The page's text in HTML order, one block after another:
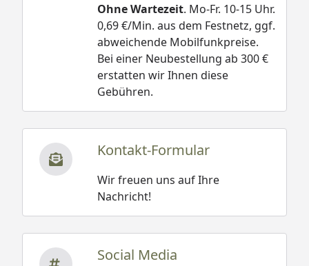
Ohne Wartezeit. Mo-Fr. 10-15 Uhr.
0,69 €/Min. aus dem Festnetz, ggf.
abweichende Mobilfunkpreise.
Bei einer Neubestellung ab 300 €
erstatten wir Ihnen diese
Gebühren.
Kontakt-Formular
Wir freuen uns auf Ihre
Nachricht!
Social Media